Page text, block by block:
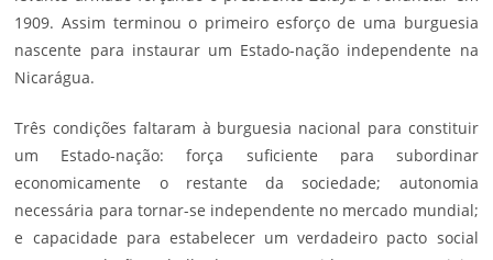
1909. Assim terminou o primeiro esforço de uma burguesia
nascente para instaurar um Estado-nação independente na
Nicarágua.
Três condições faltaram à burguesia nacional para constituir
um Estado-nação: força suficiente para subordinar
economicamente o restante da sociedade; autonomia
necessária para tornar-se independente no mercado mundial;
e capacidade para estabelecer um verdadeiro pacto social